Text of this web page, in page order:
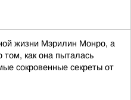
жизни Мэрилин Монро, а
том, как она пыталась
сокровенные секреты от